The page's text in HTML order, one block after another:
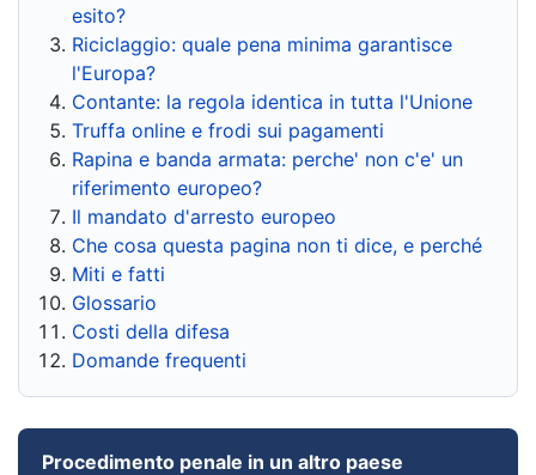
esito?
Riciclaggio: quale pena minima garantisce
l'Europa?
Contante: la regola identica in tutta l'Unione
Truffa online e frodi sui pagamenti
Rapina e banda armata: perche' non c'e' un
riferimento europeo?
Il mandato d'arresto europeo
Che cosa questa pagina non ti dice, e perché
Miti e fatti
Glossario
Costi della difesa
Domande frequenti
Procedimento penale in un altro paese